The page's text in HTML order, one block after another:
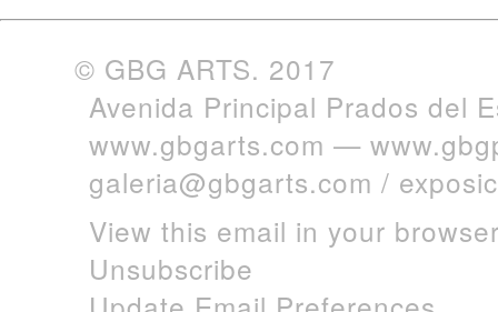
© GBG ARTS. 2017
Avenida Principal Prados del
www.gbgarts.com —
galeria@gbgarts.com /
View this email in your
Unsubscribe